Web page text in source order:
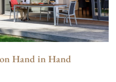
Hand in Hand